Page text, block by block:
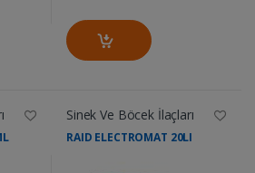
Sinek Ve Böcek İlaçları
RAID ELECTROMAT 20LI